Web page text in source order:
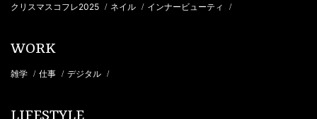
クリスマスコフレ2025 / ネイル / インナービューティ /
WORK
雑学 / 仕事 / デジタル /